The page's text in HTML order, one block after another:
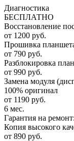
Диагностика
БЕСПЛАТНО
Восстановление
от 1200 руб.
Прошивка
от 790 руб.
Разблокировка
от 990 руб.
Замена модуля
100% оригинал
от 1190 руб.
6 мес.
Гарантия на
Копия высокого
от 890 руб.